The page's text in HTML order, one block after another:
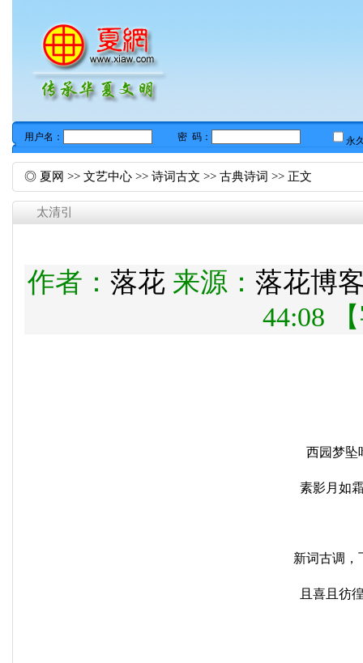
◎ 夏网 >> 文艺中心 >> 诗词古文 >> 古典诗词 >> 正文
太清引
作者： 落花来源： 落花博
44:08
西园梦坠
素影月如
新词古调，
且喜且彷